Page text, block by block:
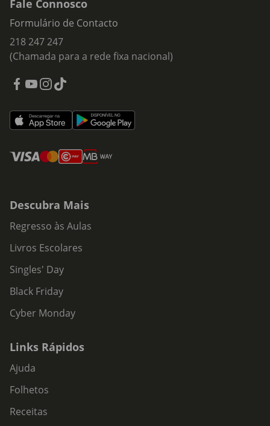
Fale Connosco
Formulário de Contacto
218 247 247
(Chamada para a rede fixa nacional)
Descubra Mais
Regresso às Aulas
Livros Escolares
Singles' Day
Black Friday
Cyber Monday
Links Rápidos
Ajuda
Folhetos
Receitas